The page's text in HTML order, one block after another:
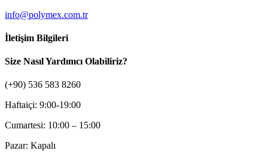
info@polymex.com.tr
İletişim Bilgileri
Size Nasıl Yardımcı Olabiliriz?
(+90) 536 583 8260
Haftaiçi: 9:00-19:00
Cumartesi: 10:00 – 15:00
Pazar: Kapalı